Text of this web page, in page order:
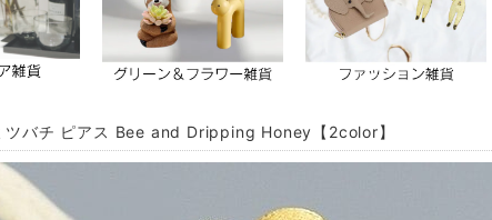
ツバチ ピアス Bee and Dripping Honey【2color】